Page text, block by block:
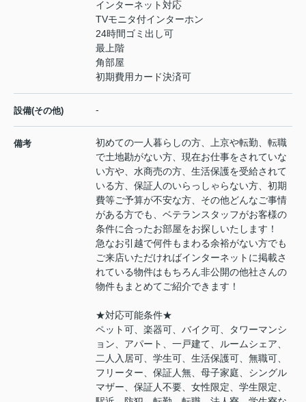
インターネット対応
TVモニタ付インターホン
24時間ゴミ出し可
最上階
角部屋
初期費用カード決済可
設備(その他) -
備考
初めての一人暮らしの方、上京や転勤、転職
で土地勘がない方、現在お仕事をされていな
い方や、水商売の方、生活保護を受給されて
いる方、保証人のいらっしゃらない方、初期
費等ご予算が不安な方、その他どんなご事情
がある方でも、ベテランスタッフがお客様の
条件に合ったお部屋をお探しいたします！
急なお引越で何件もまわる余裕がない方でも
ご来店いただければインターネットに掲載さ
れている物件はもちろん非公開の他社さんの
物件もまとめてご紹介できます！
★対応可能条件★
ペット可、楽器可、バイク可、タワーマンシ
ョン、アパート、一戸建て、ルームシェア、
二人入居可、学生可、生活保護可、無職可、
フリーター、保証人無、母子家庭、シングル
マザー、保証人不要、女性限定、学生限定、